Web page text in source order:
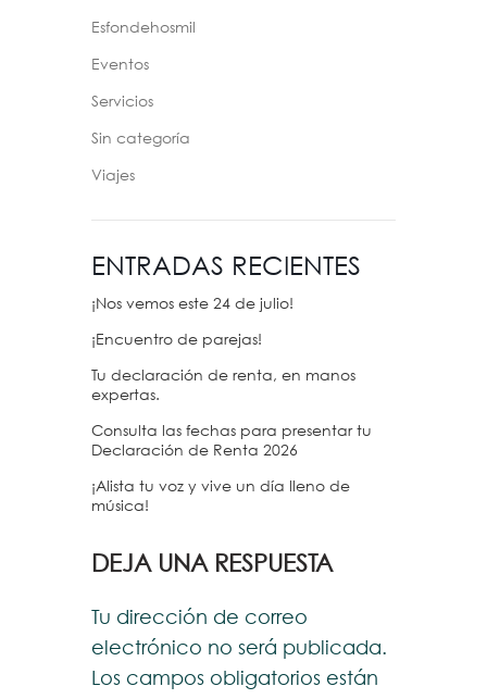
Esfondehosmil
Eventos
Servicios
Sin categoría
Viajes
ENTRADAS RECIENTES
¡Nos vemos este 24 de julio!
¡Encuentro de parejas!
Tu declaración de renta, en manos
expertas.
Consulta las fechas para presentar tu
Declaración de Renta 2026
¡Alista tu voz y vive un día lleno de
música!
DEJA UNA RESPUESTA
Tu dirección de correo
electrónico no será publicada.
Los campos obligatorios están